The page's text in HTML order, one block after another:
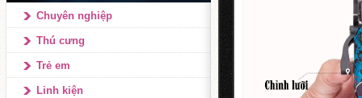
Chuyên nghiệp
Thú cưng
Trẻ em
Linh kiện